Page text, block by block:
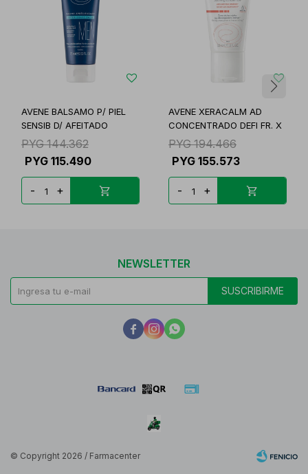
AVENE BALSAMO P/ PIEL
SENSIB D/ AFEITADO
PYG 144.362
PYG 115.490
- +
AVENE XERACALM AD
CONCENTRADO DEFI FR. X
PYG 194.466
PYG 155.573
- +
NEWSLETTER
SUSCRIBIRME
  
© Copyright 2026 / Farmacenter